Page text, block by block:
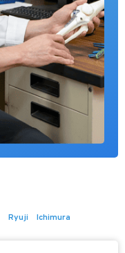
Ryuji Ichimura